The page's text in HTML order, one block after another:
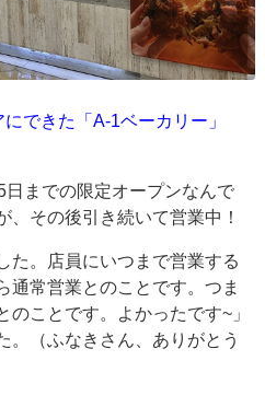
できた「A-1ベーカリー」
までの限定オープンなんで
、その後引き続いて営業中！
た。店員にいつまで営業する
通常営業とのことです。つま
のことです。よかったです~」
。（ふなきさん、ありがとう